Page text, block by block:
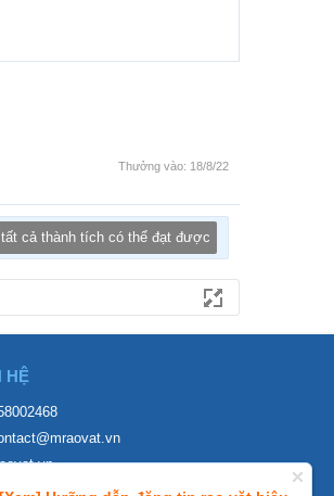
Thưởng vào: 18/8/22
cả thành tích có thể đạt được
HỆ